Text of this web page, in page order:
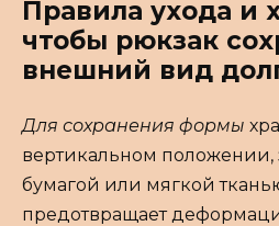
Правила ухода и
чтобы рюкзак
внешний вид
Для сохранения формы
вертикальном положении,
бумагой или мягкой
предотвращает